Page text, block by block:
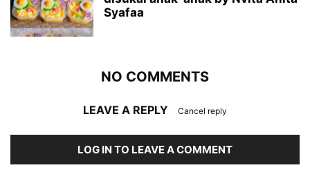
Syafaa
NO COMMENTS
LEAVE A REPLY Cancel reply
LOG IN TO LEAVE A COMMENT